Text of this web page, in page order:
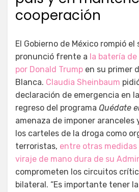
cooperación
El Gobierno de México rompió
pronunció frente a la batería
por Donald Trump en su primer
Blanca. Claudia Sheinbaum
declaración de emergencia en
regreso del programa Quédate
amenaza de imponer aranceles
los carteles de la droga como
terroristas, entre otras medidas
viraje de mano dura de su
comprometen los circuitos
bilateral. “Es importante tener